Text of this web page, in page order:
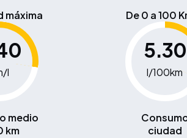
máxima De 0 a 100
l
medio
km
5.30
l/100km
ciudad